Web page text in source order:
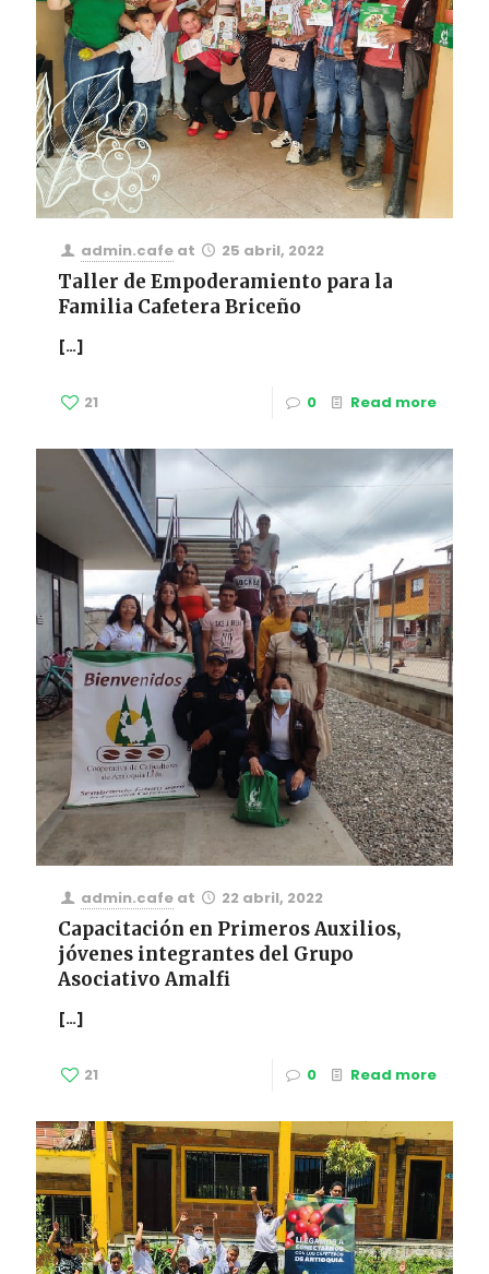
admin.cafe at 25 abril, 2022
Taller de Empoderamiento para la
Familia Cafetera Briceño
[…]
21 0 Read more
admin.cafe at 22 abril, 2022
Capacitación en Primeros Auxilios,
jóvenes integrantes del Grupo
Asociativo Amalfi
[…]
21 0 Read more